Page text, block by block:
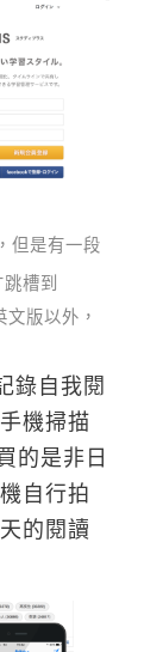
但是有一段
槽到
版以外，
錄自我閱
機掃描
的是非日
自行拍
的閱讀